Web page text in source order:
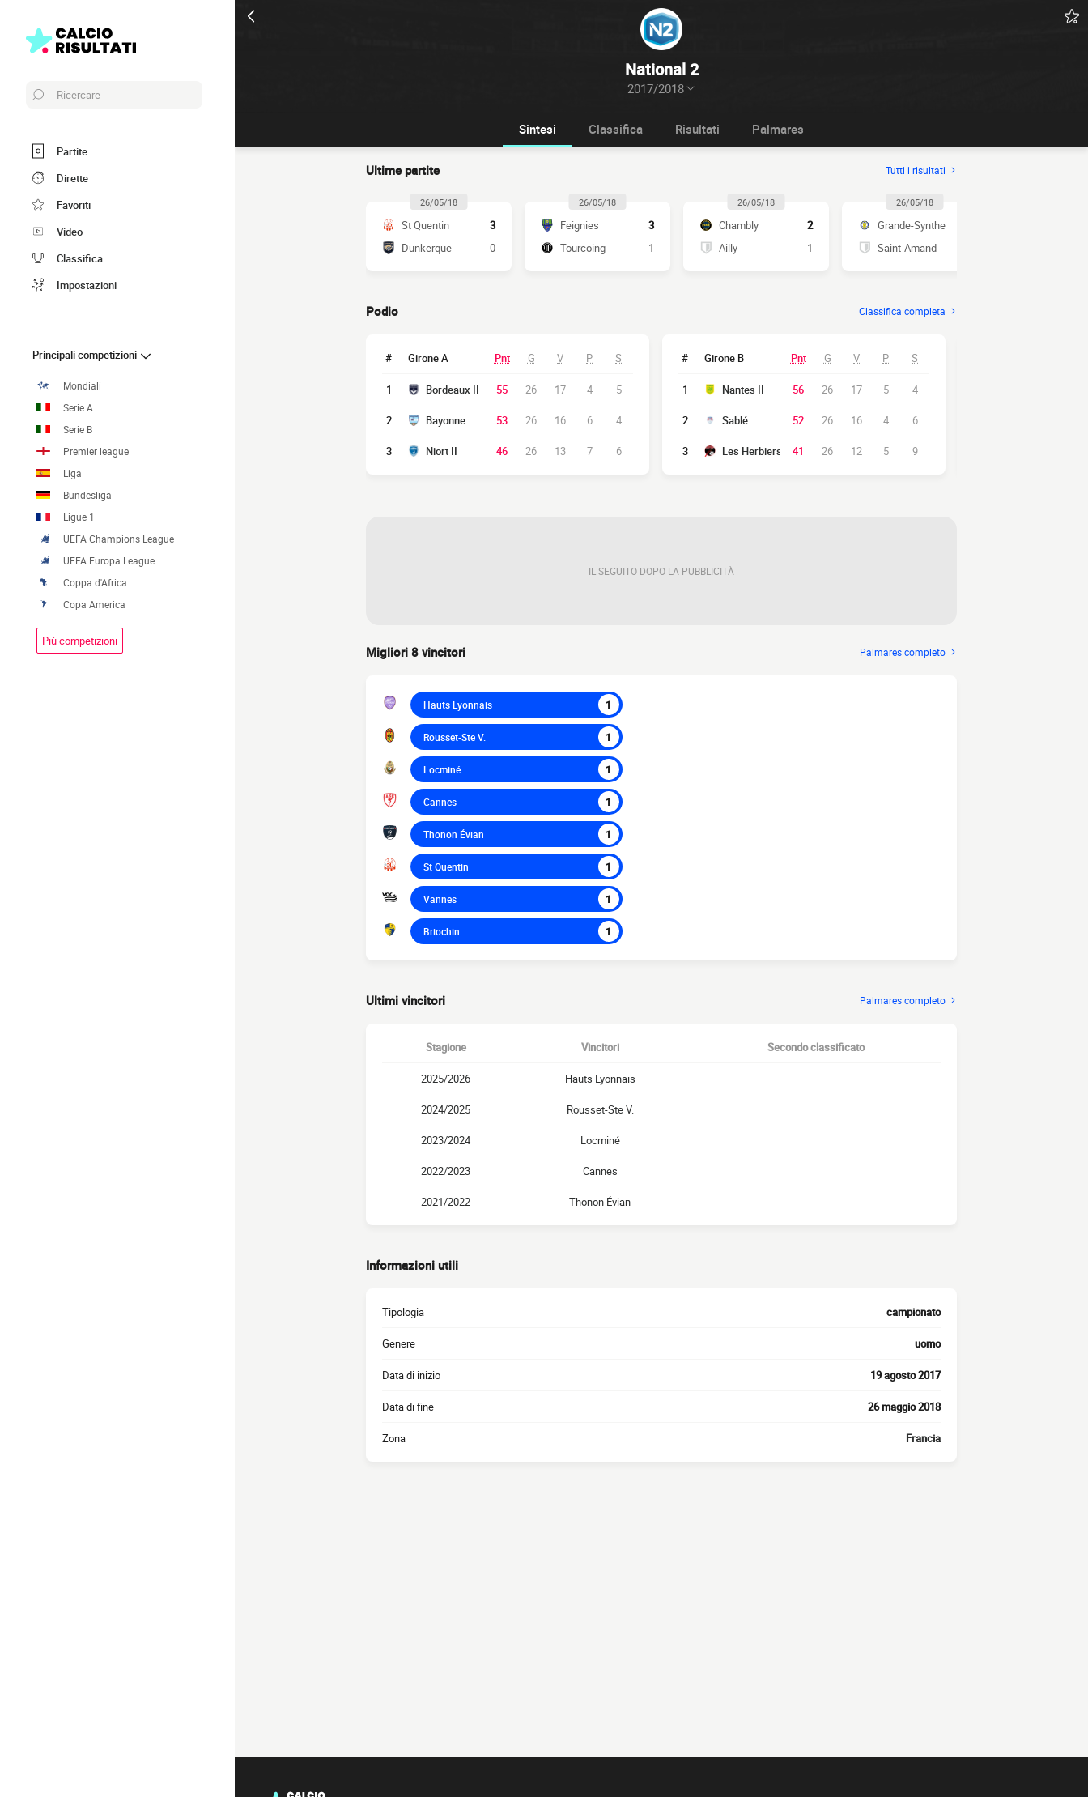
National 2
2017/2018
Ricercare
Partite
Dirette
Favoriti
Video
Classifica
Impostazioni
Principali competizioni
Mondiali
Serie A
Serie B
Premier league
Liga
Bundesliga
Ligue 1
UEFA Champions League
UEFA Europa League
Coppa d'Africa
Copa America
Più competizioni
Sintesi Classifica Risultati Palmares
Ultime partite Tutti i risultati
26/05/18
St Quentin
3
Dunkerque
0
26/05/18
Feignies
3
Tourcoing
1
26/05/18
Chambly
2
Ailly
1
26/05/18
Grande-Synthe
Saint-Amand
Podio Classifica completa
# Girone A Pnt G V P S
1 Bordeaux II 55 26 17 4 5
2 Bayonne 53 26 16 6 4
3 Niort II 46 26 13 7 6
# Girone B Pnt G V P S
1 Nantes II 56 26 17 5 4
2 Sablé 52 26 16 4 6
3 Les Herbiers 41 26 12 5 9
IL SEGUITO DOPO LA PUBBLICITÀ
Migliori 8 vincitori Palmares completo
Hauts Lyonnais 1
Rousset-Ste V. 1
Locminé 1
Cannes 1
Thonon Évian 1
St Quentin 1
Vannes 1
Briochin 1
Ultimi vincitori Palmares completo
Stagione Vincitori Secondo classificato
2025/2026 Hauts Lyonnais
2024/2025 Rousset-Ste V.
2023/2024 Locminé
2022/2023 Cannes
2021/2022 Thonon Évian
Informazioni utili
Tipologia campionato
Genere uomo
Data di inizio 19 agosto 2017
Data di fine 26 maggio 2018
Zona Francia